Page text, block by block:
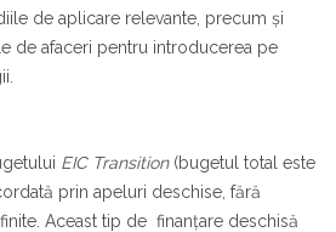
de aplicare relevante, precum și
de afaceri pentru introducerea pe
EIC Transition (bugetul total este
prin apeluri deschise, fără
Aceast tip de finanțare deschisă